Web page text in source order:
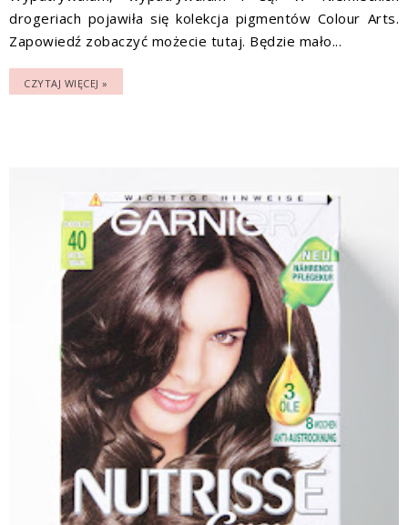
drogeriach pojawiła się kolekcja pigmentów Colour Arts.
Zapowiedź zobaczyć możecie tutaj. Będzie mało...
CZYTAJ WIĘCEJ »